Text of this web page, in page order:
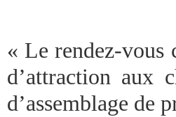
« Le rendez-
d’attraction aux
d’assemblage de